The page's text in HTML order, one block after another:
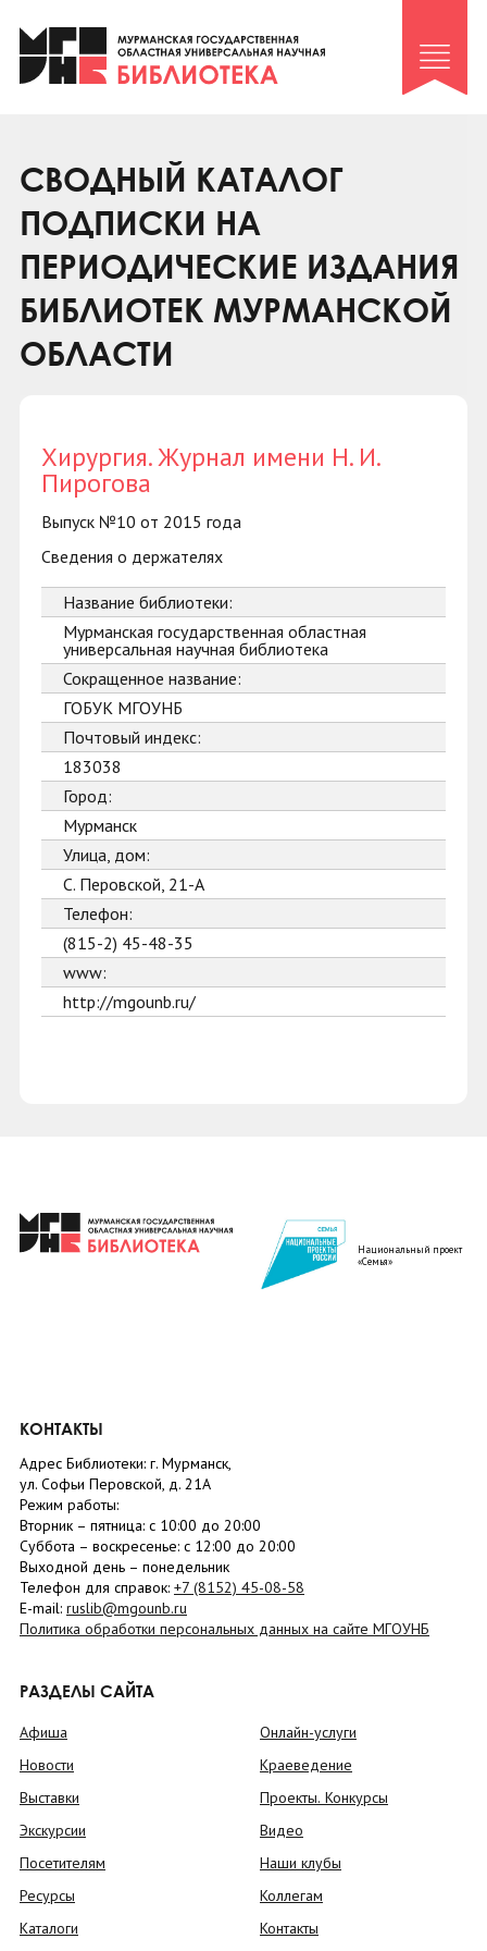
Клуб «Гиря и сельдерей»
Клуб «Семейный архив»
Коллегам
Контакты
СВОДНЫЙ КАТАЛОГ
ПОДПИСКИ НА
ПЕРИОДИЧЕСКИЕ ИЗДАНИЯ
БИБЛИОТЕК МУРМАНСКОЙ
ОБЛАСТИ
Хирургия. Журнал имени Н. И.
Пирогова
Выпуск №10 от 2015 года
Сведения о держателях
Название библиотеки:
Мурманская государственная областная
универсальная научная библиотека
Сокращенное название:
ГОБУК МГОУНБ
Почтовый индекс:
183038
Город:
Мурманск
Улица, дом:
С. Перовской, 21-А
Телефон:
(815-2) 45-48-35
www:
http://mgounb.ru/
Национальный проект
«Семья»
КОНТАКТЫ
Адрес Библиотеки: г. Мурманск,
ул. Софьи Перовской, д. 21А
Режим работы:
Вторник – пятница: с 10:00 до 20:00
Суббота – воскресенье: c 12:00 до 20:00
Выходной день – понедельник
Телефон для справок: +7 (8152) 45-08-58
E-mail: ruslib@mgounb.ru
Политика обработки персональных данных на сайте МГОУНБ
РАЗДЕЛЫ САЙТА
Афиша
Новости
Выставки
Экскурсии
Посетителям
Ресурсы
Каталоги
Онлайн-услуги
Краеведение
Проекты. Конкурсы
Видео
Наши клубы
Коллегам
Контакты